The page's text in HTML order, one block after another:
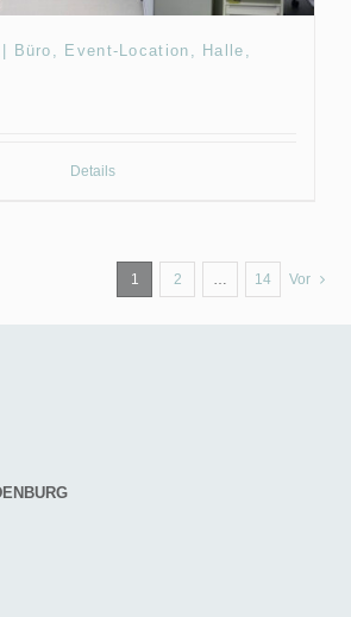
| Büro, Event-Location, Halle,
Details
1 2 … 14 Vor